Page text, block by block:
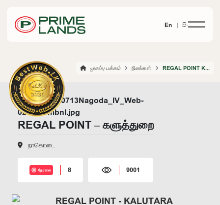
En | සිං
முகப்பு பக்கம் நிலங்கள் REGAL POINT KALUTARA
REGAL POINT – களுத்துறை
நாகொடை
நேரலை 8 9001